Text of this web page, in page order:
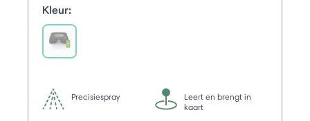
Kleur:
Precisiespray
Leert en brengt in
kaart